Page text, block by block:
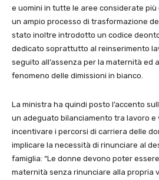
e uomini in tutte le aree considerate
un ampio processo di trasformazione
stato inoltre introdotto un codice
dedicato soprattutto al reinserimento
seguito all’assenza per la maternità ed
fenomeno delle dimissioni in bianco.
La ministra ha quindi posto l’accento
un adeguato bilanciamento tra lavoro e
incentivare i percorsi di carriera delle
implicare la necessità di rinunciare al
famiglia: “Le donne devono poter
maternità senza rinunciare alla propria